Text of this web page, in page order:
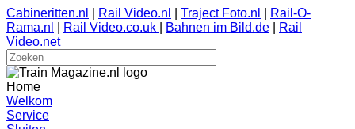
Cabineritten.nl Rail Video.nl Traject Foto.nl
Rail-O-
Rama.nl
Rail Video.co.uk Bahnen im Bild.de
Rail
Video.net
Home
Welkom
Service